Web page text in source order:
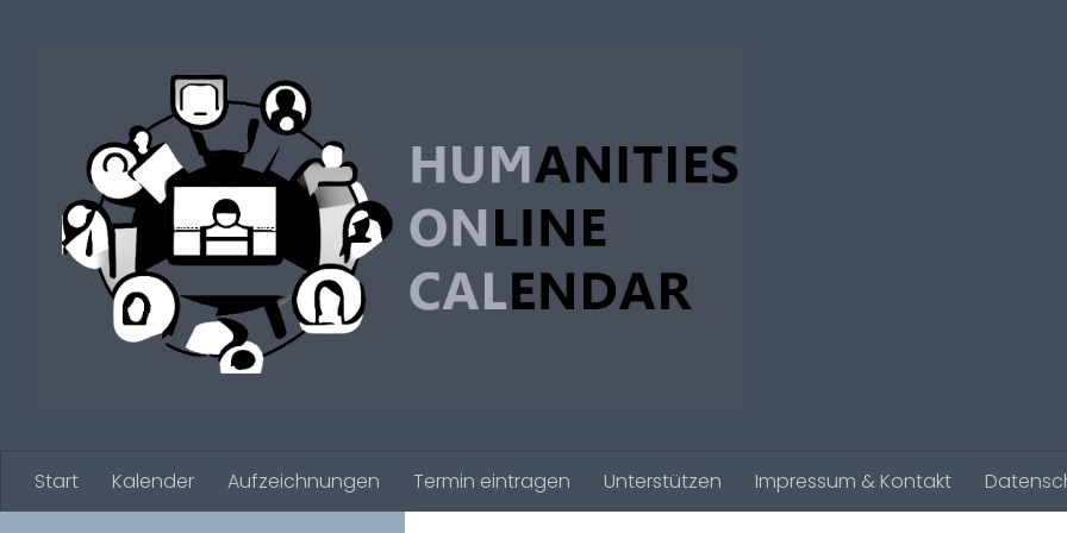
Start Kalender Aufzeichnungen Termin eintragen Unterstützen Impressum & Kontakt